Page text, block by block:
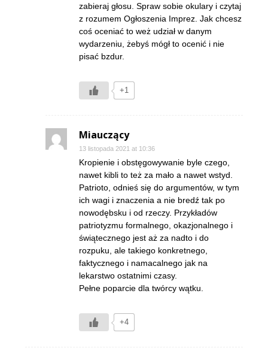
zabieraj głosu. Spraw sobie okulary i czytaj
z rozumem Ogłoszenia Imprez. Jak chcesz
coś oceniać to weż udział w danym
wydarzeniu, żebyś mógł to ocenić i nie
pisać bzdur.
+1
Miauczący
13 listopada 2021 at 10:36
Kropienie i obstęgowywanie byle czego,
nawet kibli to też za mało a nawet wstyd.
Patrioto, odnieś się do argumentów, w tym
ich wagi i znaczenia a nie bredź tak po
nowodębsku i od rzeczy. Przykładów
patriotyzmu formalnego, okazjonalnego i
świątecznego jest aż za nadto i do
rozpuku, ale takiego konkretnego,
faktycznego i namacalnego jak na
lekarstwo ostatnimi czasy.
Pełne poparcie dla twórcy wątku.
+4